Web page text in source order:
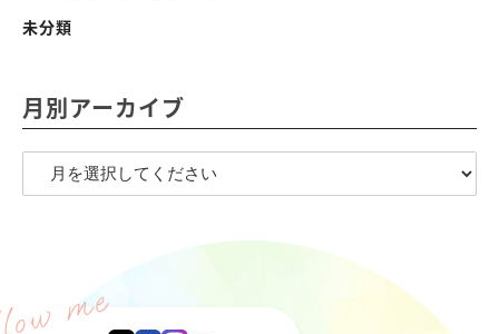
未分類
月別アーカイブ